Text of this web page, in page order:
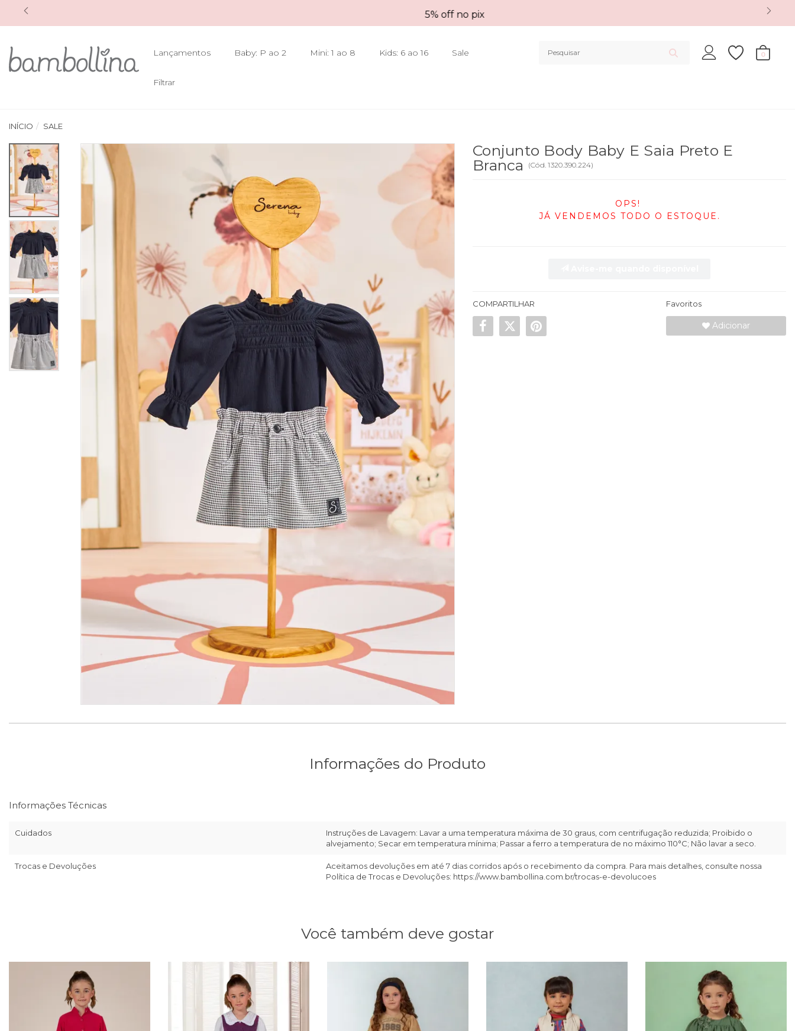
5% off no pix
Lançamentos Baby: P ao 2 Mini: 1 ao 8 Kids: 6 ao 16 Sale
Filtrar
0
INÍCIO SALE
Conjunto Body Baby E Saia Preto E
Branca
(Cód.1320.390.224)
OPS!
JÁ VENDEMOS TODO O ESTOQUE.
COMPARTILHAR Favoritos
Adicionar
Informações do Produto
Informações Técnicas
Cuidados
Instruções de Lavagem: Lavar a uma temperatura máxima de 30 graus, com centrifugação reduzida; Proibido o
alvejamento; Secar em temperatura mínima; Passar a ferro a temperatura de no máximo 110°C; Não lavar a seco.
Trocas e Devoluções
Aceitamos devoluções em até 7 dias corridos após o recebimento da compra. Para mais detalhes, consulte nossa
Política de Trocas e Devoluções: https://www.bambollina.com.br/trocas-e-devolucoes
Você também deve gostar